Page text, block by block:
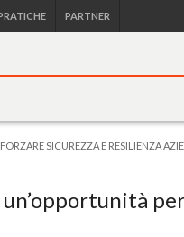
PARTNER
SICUREZZA E RESILIENZA